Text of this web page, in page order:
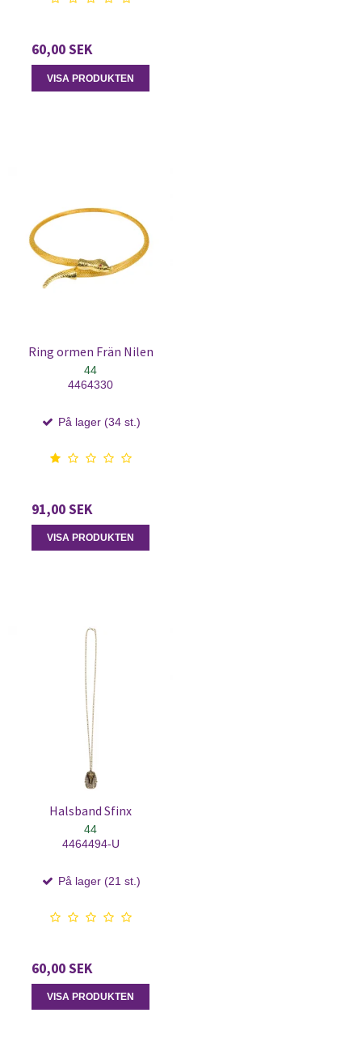
60,00 SEK
VISA PRODUKTEN
Ring ormen Frän Nilen
44
4464330
På lager (34 st.)
91,00 SEK
VISA PRODUKTEN
Halsband Sfinx
44
4464494-U
På lager (21 st.)
60,00 SEK
VISA PRODUKTEN